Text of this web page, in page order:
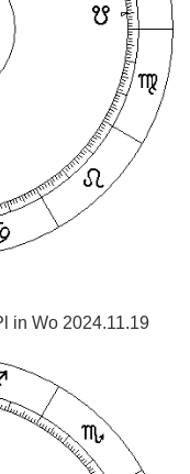
in Wo 2024.11.19